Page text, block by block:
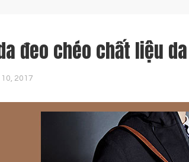
đeo chéo chất liệu
2017